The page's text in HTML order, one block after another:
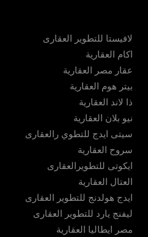
لافيستا للتطوير العقارى
اكام العقارية
عقار مصر العقارية
بيتر هوم العقارية
ذا لاند العقارية
نيو بلان العقارية
سيتى ايدج للتطوي رالعقارى
سروح العقارية
ايكوتى للتطويرالعقارى
العتال العقارية
ايدج هولدنج للتطوير العقارى
ليفنج يارد للتطوير العقارى
مصر ايطاليا العقارية